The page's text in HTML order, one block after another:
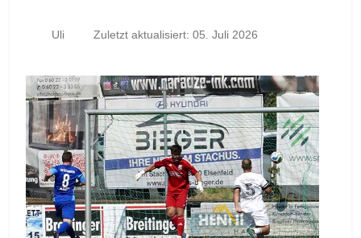
Uli Zuletzt aktualisiert: 05. Juli 2026